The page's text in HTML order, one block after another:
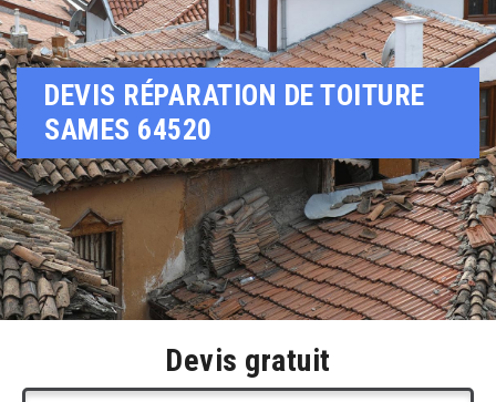
DEVIS RÉPARATION DE TOITURE
SAMES 64520
Devis gratuit